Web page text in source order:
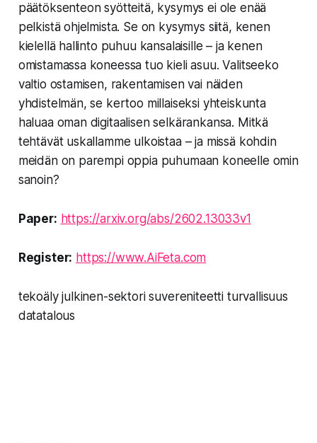
päätöksenteon syötteitä, kysymys ei ole enää
pelkistä ohjelmista. Se on kysymys siitä, kenen
kielellä hallinto puhuu kansalaisille – ja kenen
omistamassa koneessa tuo kieli asuu. Valitseeko
valtio ostamisen, rakentamisen vai näiden
yhdistelmän, se kertoo millaiseksi yhteiskunta
haluaa oman digitaalisen selkärankansa. Mitkä
tehtävät uskallamme ulkoistaa – ja missä kohdin
meidän on parempi oppia puhumaan koneelle omin
sanoin?
Paper: https://arxiv.org/abs/2602.13033v1
Register: https://www.AiFeta.com
tekoäly julkinen-sektori suvereniteetti turvallisuus
datatalous